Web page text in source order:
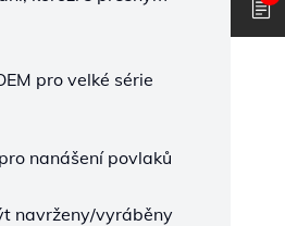
pro velké série
nanášení povlaků
navrženy/vyráběny